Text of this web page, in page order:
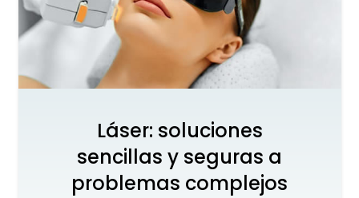
Láser: soluciones
sencillas y seguras a
problemas complejos